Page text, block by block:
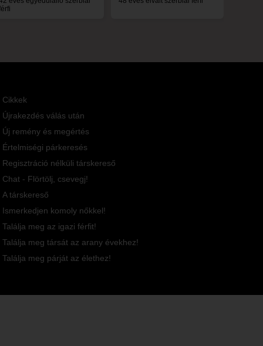
Cikkek
Újrakezdés válás után
Új remény és megértés
Értelmiségi párkeresés
Regisztráció nélküli társkereső
Chat - Flörtölj, csevegj!
A társkereső
Ismerkedjen komoly nőkkel!
Találja meg az igazi férfit!
Találja meg társát az arany évekhez!
Találja meg párját az élethez!